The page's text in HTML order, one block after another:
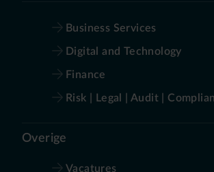
Business Services
Digital and Technology
Finance
Risk | Legal | Audit |
Overige
Vacatures